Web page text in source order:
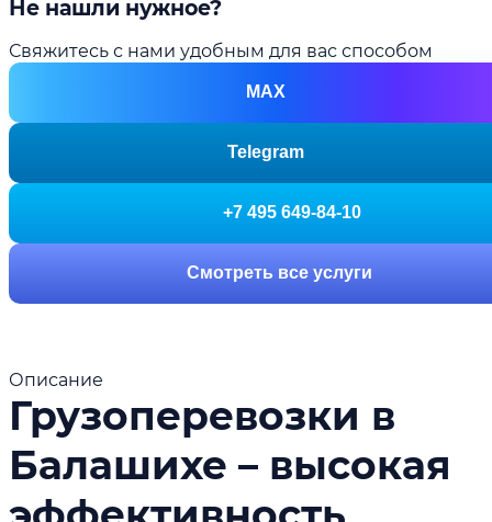
Не нашли нужное?
Свяжитесь с нами удобным для вас способом
MAX
Telegram
+7 495 649-84-10
Смотреть все услуги
Описание
Грузоперевозки в
Балашихе – высокая